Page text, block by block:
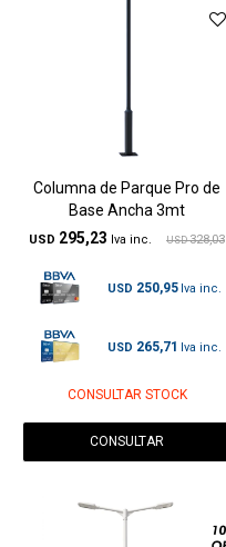
Columna de Parque Pro de
Base Ancha 3mt
USD 295,23 USD 328,03
USD 250,95
USD 265,71
CONSULTAR STOCK
CONSULTAR